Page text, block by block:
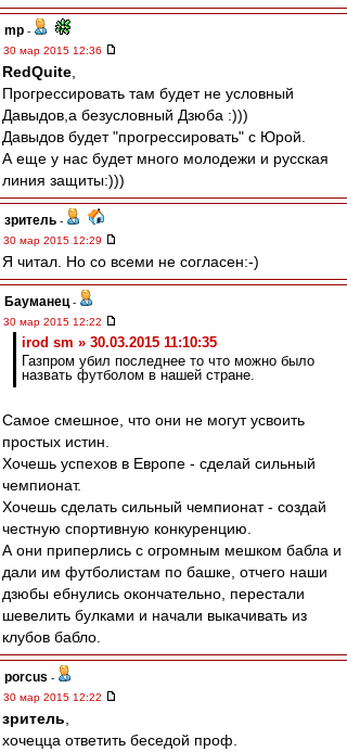
mp -
30 мар 2015 12:36
RedQuite
Прогрессировать там будет не условный
Давыдов,а безусловный Дзюба :)))
Давыдов будет "прогрессировать" с Юрой.
А еще у нас будет много молодежи и русская
линия защиты:)))
зpитель -
30 мар 2015 12:29
Я читал. Но со всеми не согласен:-)
Бауманец -
30 мар 2015 12:22
irod sm » 30.03.2015 11:10:35
Газпром убил последнее то что можно было
назвать футболом в нашей стране.
Самое смешное, что они не могут усвоить
простых истин.
Хочешь успехов в Европе - сделай сильный
чемпионат.
Хочешь сделать сильный чемпионат - создай
честную спортивную конкуренцию.
А они приперлись с огромным мешком бабла и
дали им футболистам по башке, отчего наши
дзюбы ебнулись окончательно, перестали
шевелить булками и начали выкачивать из
клубов бабло.
porcus -
30 мар 2015 12:22
зpитель
хочецца ответить беседой проф.